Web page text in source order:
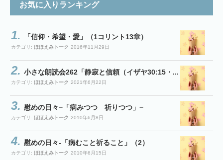
お気に入りランキング
「信仰・希望・愛」（1コリント13章）
カテゴリ: ほほえみトーク 2016年11月29日
小さな朗読会262「静寂と信頼（イザヤ30:15・...
カテゴリ: ほほえみトーク 2021年6月22日
慰めの日々−「病みつつ 祈りつつ」−
カテゴリ: ほほえみトーク 2010年6月8日
慰めの日々-「病むこと祈ること」（2）
カテゴリ: ほほえみトーク 2010年6月15日